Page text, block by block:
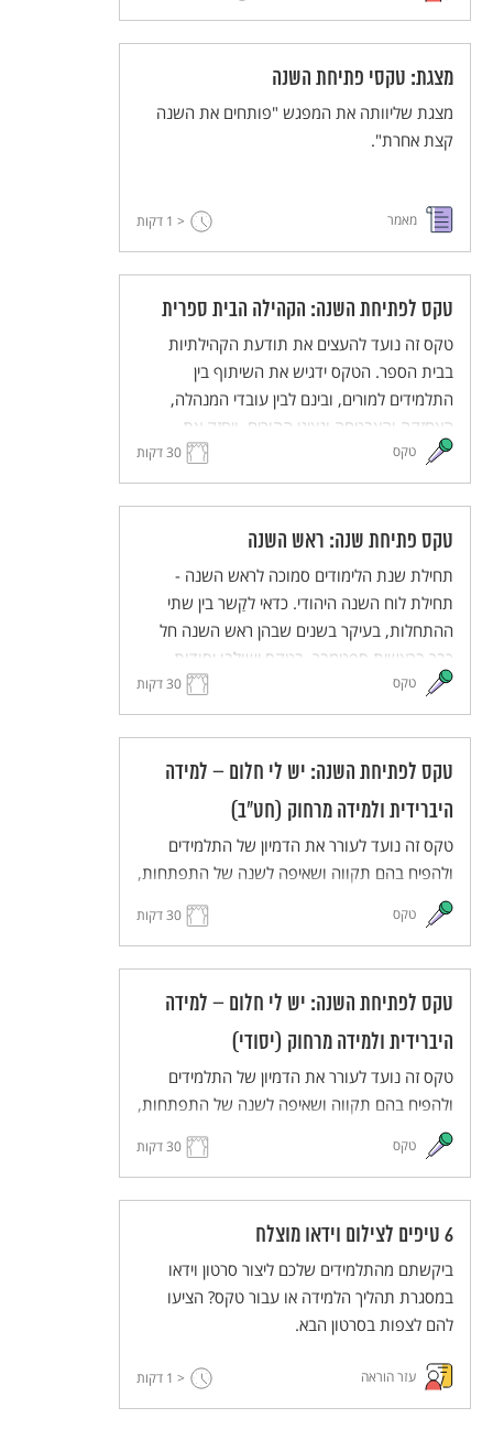
מצגת: טקסי פתיחת השנה
מצגת שליוותה את המפגש "פותחים את השנה
קצת אחרת".
מאמר < 1 דקות
טקס לפתיחת השנה: הקהילה הבית ספרית
טקס זה נועד להעצים את תודעת הקהילתיות
בבית הספר. הטקס ידגיש את השיתוף בין
התלמידים למורים, ובינם לבין עובדי המנהלה,
האחזקה והאבטחה ונציגי ההורים, ויחזק את
תחושת השייכות והאחריות המשותפת. הטקס
מותאם ללמידה מרחוק וללמידה היברידית.
טקס 30 דקות
טקס פתיחת שנה: ראש השנה
תחילת שנת הלימודים סמוכה לראש השנה -
תחילת לוח השנה היהודי. כדאי לקַשר בין שתי
ההתחלות, בעיקר בשנים שבהן ראש השנה חל
כבר בראשית ספטמבר. בטקס ישולבו יסודות
מסורתיים מתוך חגי תשרי, ובעיקר מתוך ראש
השנה, באוריינטציה תרבותית ולא דתית. הטקס
יכיל מוטיבים כגון מבט לעבר ולעתיד, פתיחה
ונעילה של שערים, מעבר מקיץ לסתיו, זיכרון ותיקון
עולם. הטקס מותאם ללמידה היברידית ולמידה
מרחוק.
טקס 30 דקות
טקס לפתיחת השנה: יש לי חלום – למידה
היברידית ולמידה מרחוק (חט"ב)
טקס זה נועד לעורר את הדמיון של התלמידים
ולהפיח בהם תקווה ושאיפה לשנה של התפתחות,
יוזמה ועשייה. התלמידים והמורים יחלמו על העתיד
הרחוק ועל העתיד הקרוב, ישתפו זה את זה
וללמידה היברידית.
טקס 30 דקות
טקס לפתיחת השנה: יש לי חלום – למידה
היברידית ולמידה מרחוק (יסודי)
טקס זה נועד לעורר את הדמיון של התלמידים
ולהפיח בהם תקווה ושאיפה לשנה של התפתחות,
יוזמה ועשייה. התלמידים והמורים יחלמו על העתיד
הרחוק ועל העתיד הקרוב, ישתפו זה את זה
וללמידה היברידית.
טקס 30 דקות
6 טיפים לצילום וידאו מוצלח
ביקשתם מהתלמידים שלכם ליצור סרטון וידאו
במסגרת תהליך הלמידה או עבור טקס? הציעו
להם לצפות בסרטון הבא.
עזר הוראה < 1 דקות